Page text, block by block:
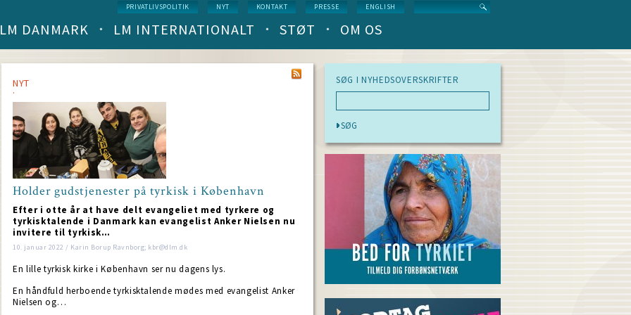
Service
menu
PRIVATLIVSPOLITIK NYT KONTAKT PRESSE ENGLISH
Main
(level
1)
LM DANMARK LM INTERNATIONALT STØT OM OS
NYT
Holder gudstjenester på tyrkisk i København
Efter i otte år at have delt evangeliet med tyrkere og
tyrkisktalende i Danmark kan evangelist Anker Nielsen nu
invitere til tyrkisk…
10. januar 2022 / Karin Borup Ravnborg; kbr@dlm.dk
En lille tyrkisk kirke i København ser nu dagens lys.
En håndfuld herboende tyrkisktalende mødes med evangelist Anker
Nielsen og…
SØG I NYHEDSOVERSKRIFTER